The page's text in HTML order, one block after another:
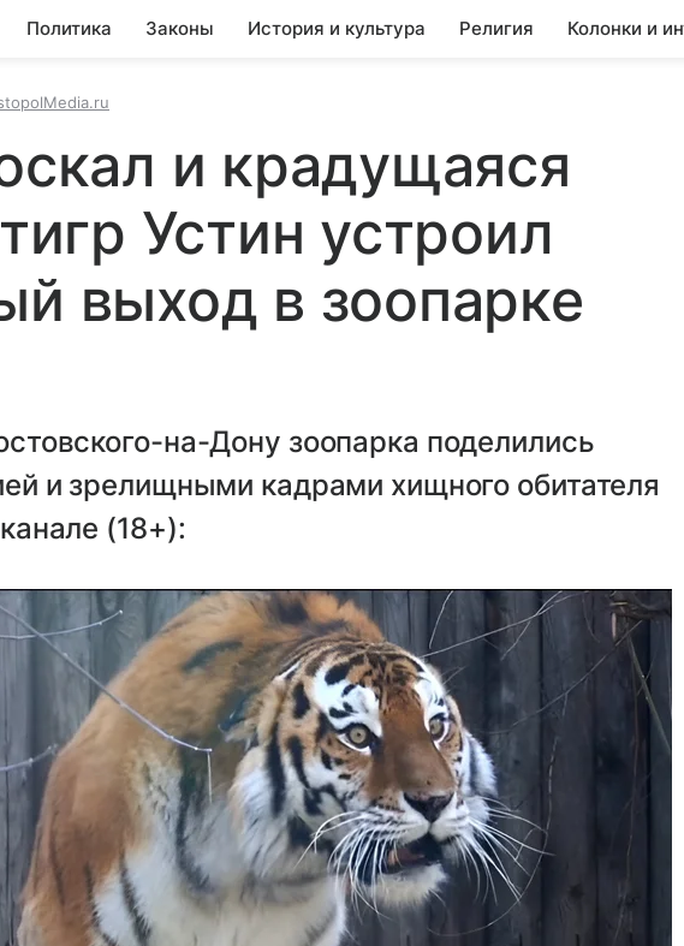
Политика Законы История и культура Религия Колонки и
и крадущаяся
Устин устроил
выход в зоопарке
на-Дону зоопарка поделились
и зрелищными кадрами хищного обитателя
(18+):